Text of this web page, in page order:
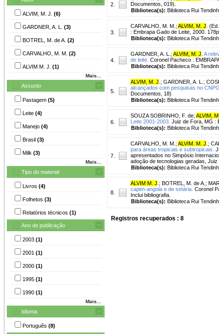
ALVIM, M. J. (6)
GARDNER, A. L. (3)
BOTREL, M. de A. (2)
CARVALHO, M. M. (2)
ALVIM M. J. (1)
Mais...
Assunto
Pastagem (5)
Leite (4)
Manejo (4)
Brasil (3)
Milk (3)
Mais...
Tipo do material
Livros (4)
Folhetos (3)
Relatórios técnicos (1)
Ano de publicação
2003 (1)
2001 (1)
2000 (1)
1995 (1)
1990 (1)
Mais...
Idioma
Português (8)
2.
Documentos, 019).
Biblioteca(s): Biblioteca Rui
3.
CARVALHO, M. M. ; ALVIM, M. J .
: Embrapa Gado de Leite, 2000.
Biblioteca(s): Biblioteca Rui
4.
GARDNER, A. L. ; ALVIM, M. J A
de leite. Coronel Pacheco :
Biblioteca(s): Biblioteca Rui
5.
ALVIM, M. J ; GARDNER, A. L. ;
alcançados com pesquisas no
Documentos, 18)
Biblioteca(s): Biblioteca Rui
6.
SOUZA SOBRINHO, F. de; ALVIM,
Leite 2001-2003. Juiz de Fora, MG :
Biblioteca(s): Biblioteca Rui
7.
CARVALHO, M. M. ; ALVIM. M. J ;
para áreas tropicais e subtropicais.
apresentados no Simpósio
adoção de tecnologias geradas,
Biblioteca(s): Biblioteca Rui
8.
ALVIM M. J ; BOTREL, M. de A. ;
capim-angola e de setária. Coronel
Inclui bibliografia.
Biblioteca(s): Biblioteca Rui
Registros recuperados : 8